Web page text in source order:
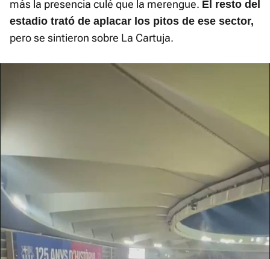
más la presencia culé que la merengue. El resto del
estadio trató de aplacar los pitos de ese sector,
pero se sintieron sobre La Cartuja.